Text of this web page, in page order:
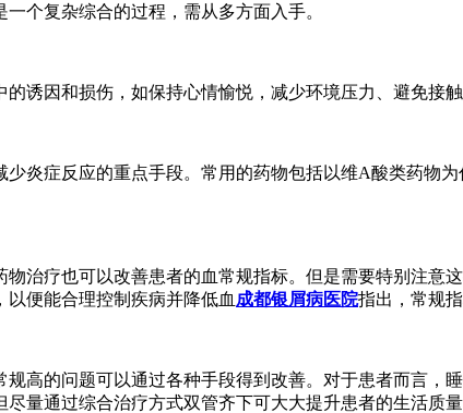
个复杂综合的过程，需从多方面入手。
诱因和损伤，如保持心情愉悦，减少环境压力、避免接
少炎症反应的重点手段。常用的药物包括以维A酸类药物
物治疗也可以改善患者的血常规指标。但是需要特别注
便能合理控制疾病并降低血 成都银屑病医院指出，常规指
规高的问题可以通过各种手段得到改善。对于患者而言
量通过综合治疗方式双管齐下可大大提升患者的生活质